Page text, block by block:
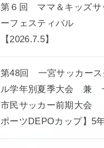
第６回 ママ＆キッズサ
ーフェスティバル
【2026.7.5】
第48回 一宮サッカース
ル学年別夏季大会 兼
市民サッカー前期大会
ポーツDEPOカップ】5